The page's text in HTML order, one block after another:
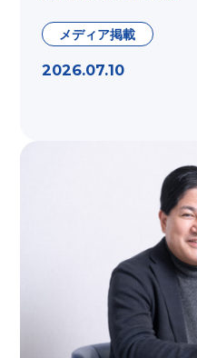
メディア掲載
2026.07.10